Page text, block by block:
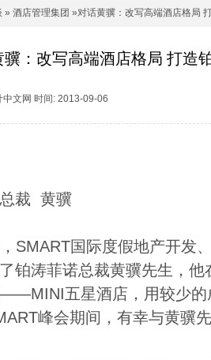
» 酒店管理集团 »对话黄骥：改写高端酒店格局
骥：改写高端酒店格局 打造
文网 时间: 2013-09-06
裁 黄骥
国际度假地产开发
铂涛菲诺总裁黄骥先生，
五星酒店，用较少的
峰会期间，有幸与黄骥